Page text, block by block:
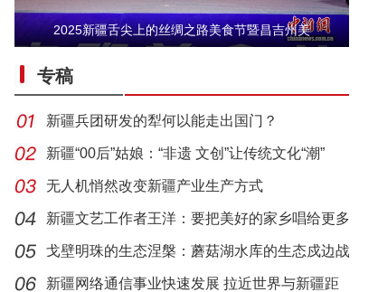
新疆石河子：打造“空中丝路”现代物流新枢
新疆石河子：国际物流枢纽新城
2025新疆舌尖上的丝绸之路美食节暨昌吉州美
专稿
新疆兵团研发的犁何以能走出国门？
新疆“00后”姑娘：“非遗 文创”让传统文化“潮”
无人机悄然改变新疆产业生产方式
新疆文艺工作者王洋：要把美好的家乡唱给更多
人听
戈壁明珠的生态涅槃：蘑菇湖水库的生态戍边战
新疆网络通信事业快速发展 拉近世界与新疆距